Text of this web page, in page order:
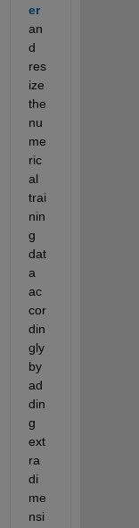
er
an
d
res
ize
the
nu
me
ric
al
trai
nin
g
dat
a
ac
cor
din
gly
by
ad
din
g
ext
ra
di
me
nsi